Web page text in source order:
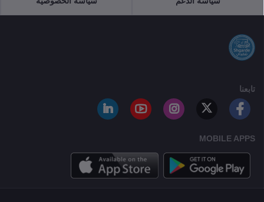
تابعنا
MOBILE APPS